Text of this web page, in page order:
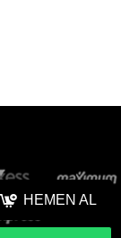
HEMEN AL